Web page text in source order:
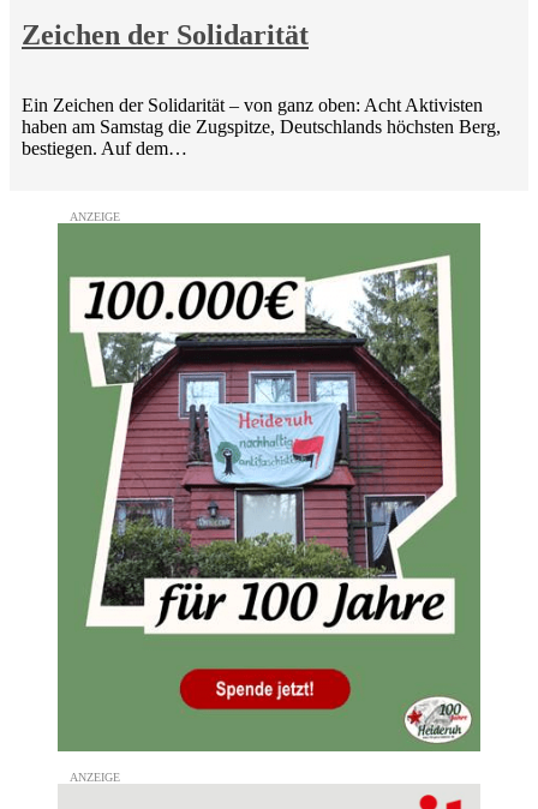
Zeichen der Solidarität
Ein Zeichen der Solidarität – von ganz oben: Acht Aktivisten
haben am Samstag die Zugspitze, Deutschlands höchsten Berg,
bestiegen. Auf dem…